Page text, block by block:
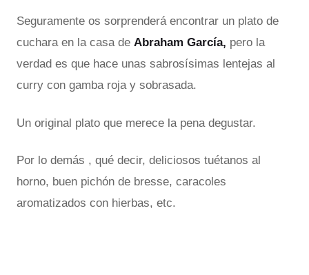
Seguramente os sorprenderá encontrar un plato de
cuchara en la casa de Abraham García, pero la
verdad es que hace unas sabrosísimas lentejas al
curry con gamba roja y sobrasada.
Un original plato que merece la pena degustar.
Por lo demás , qué decir, deliciosos tuétanos al
horno, buen pichón de bresse, caracoles
aromatizados con hierbas, etc.